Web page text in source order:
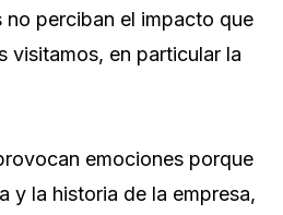
no perciban el impacto que
visitamos, en particular la
emociones porque
y la historia de la empresa,